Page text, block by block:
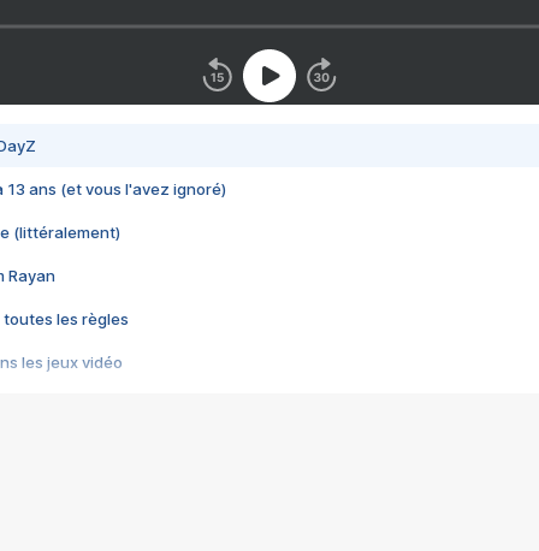
13 ans (et vous l'avez ignoré)
(littéralement)
Rayan
toutes les règles
les jeux vidéo